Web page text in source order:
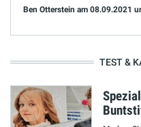
Ben Otterstein am 08.09.2021
TEST &